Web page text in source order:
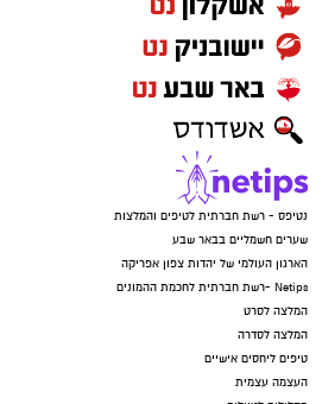
נטיפס - רשת חברתית לטיפים והמלצות
שערים חשמליים בבאר שבע
הארגון העולמי של יהדות צפון אפריקה
Netips -רשת חברתית לחכמת ההמונים
המלצה לסרט
המלצה לסדרה
טיפים ליחסים אישיים
העצמה עצמית